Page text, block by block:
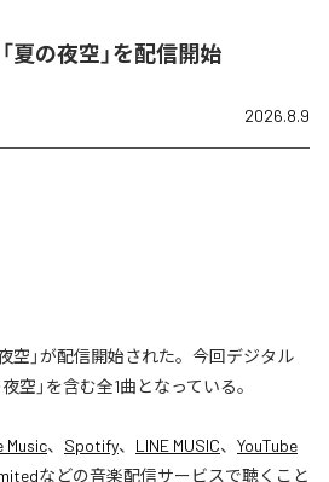
夏の夜空」を配信開始
2026.8.9
空」が配信開始された。今回デジタル
空」を含む全1曲となっている。
Music、 Spotify、 LINE MUSIC、 YouTube
などの音楽配信サービスで聴くこと